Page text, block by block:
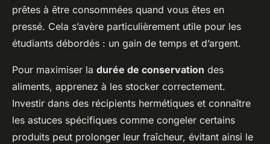
prêtes à être consommées quand vous êtes en
pressé. Cela s’avère particulièrement utile pour les
étudiants débordés : un gain de temps et d’argent.
Pour maximiser la durée de conservation des
aliments, apprenez à les stocker correctement.
Investir dans des récipients hermétiques et connaître
les astuces spécifiques comme congeler certains
produits peut prolonger leur fraîcheur, évitant ainsi le